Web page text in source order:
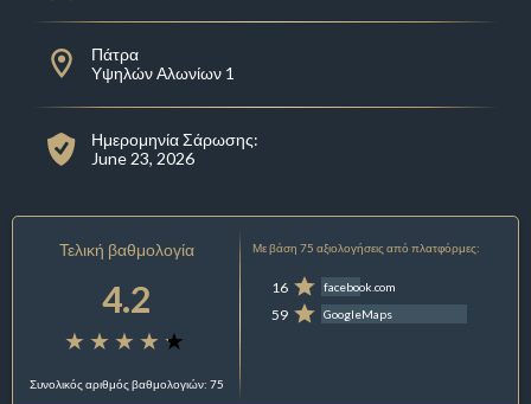
Πάτρα
Υψηλών Αλωνίων 1
Ημερομηνία Σάρωσης:
June 23, 2026
Τελική βαθμολογία
4.2
Συνολικός αριθμός βαθμολογιών: 75
Με βάση 75 αξιολογήσεις από πλατφόρμες:
16 facebook.com
59 GoogleMaps